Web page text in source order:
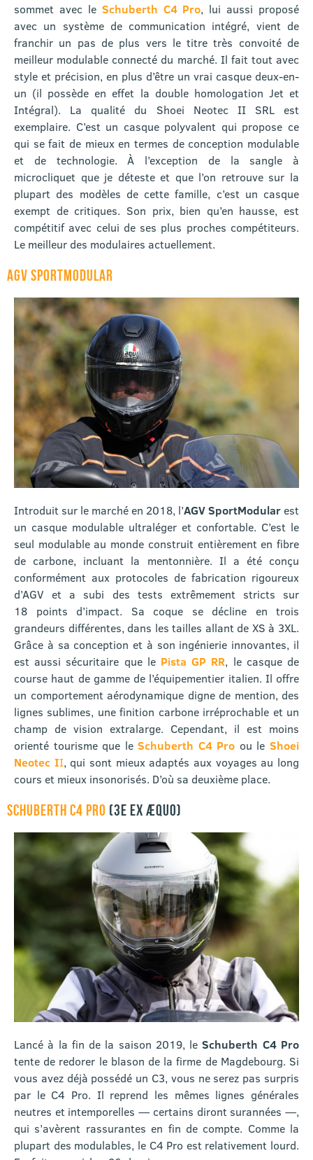
sommet avec le Schuberth C4 Pro, lui aussi proposé
avec un système de communication intégré, vient de
franchir un pas de plus vers le titre très convoité de
meilleur modulable connecté du marché. Il fait tout avec
style et précision, en plus d’être un vrai casque deux-en-
un (il possède en effet la double homologation Jet et
Intégral). La qualité du Shoei Neotec II SRL est
exemplaire. C’est un casque polyvalent qui propose ce
qui se fait de mieux en termes de conception modulable
et de technologie. À l’exception de la sangle à
microcliquet que je déteste et que l’on retrouve sur la
plupart des modèles de cette famille, c’est un casque
exempt de critiques. Son prix, bien qu’en hausse, est
compétitif avec celui de ses plus proches compétiteurs.
Le meilleur des modulaires actuellement.
AGV SPORTMODULAR
Introduit sur le marché en 2018, l’AGV SportModular est
un casque modulable ultraléger et confortable. C’est le
seul modulable au monde construit entièrement en fibre
de carbone, incluant la mentonnière. Il a été conçu
conformément aux protocoles de fabrication rigoureux
d’AGV et a subi des tests extrêmement stricts sur
18 points d’impact. Sa coque se décline en trois
grandeurs différentes, dans les tailles allant de XS à 3XL.
Grâce à sa conception et à son ingénierie innovantes, il
est aussi sécuritaire que le Pista GP RR, le casque de
course haut de gamme de l’équipementier italien. Il offre
un comportement aérodynamique digne de mention, des
lignes sublimes, une finition carbone irréprochable et un
champ de vision extralarge. Cependant, il est moins
orienté tourisme que leSchuberth C4 Pro ou leShoei
Neotec II, qui sont mieux adaptés aux voyages au long
cours et mieux insonorisés. D’où sa deuxième place.
SCHUBERTH C4 PRO (3E EX ÆQUO)
Lancé à la fin de la saison 2019, leSchuberth C4 Pro
tente de redorer le blason de la firme de Magdebourg. Si
vous avez déjà possédé un C3, vous ne serez pas surpris
par le C4 Pro. Il reprend les mêmes lignes générales
neutres et intemporelles — certains diront surannées —,
qui s’avèrent rassurantes en fin de compte. Comme la
plupart des modulables, le C4 Pro est relativement lourd.